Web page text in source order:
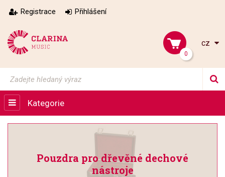
Registrace Přihlášení
0
cz
Kategorie
Pouzdra pro dřevěné dechové
nástroje